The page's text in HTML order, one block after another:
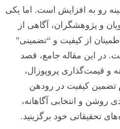
رو به افزایش است. اما یکی
و پژوهشگران، آگاهی از
از کیفیت و “تضمینی”
در این مقاله جامع، قصد
و قیمت‌گذاری پروپوزال،
تضمین کیفیت در رودهن
روشن و انتخابی آگاهانه،
تحقیقاتی خود برگزینید.